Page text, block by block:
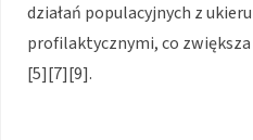
działań populacyjnych z
profilaktycznymi, co
[5][7][9].